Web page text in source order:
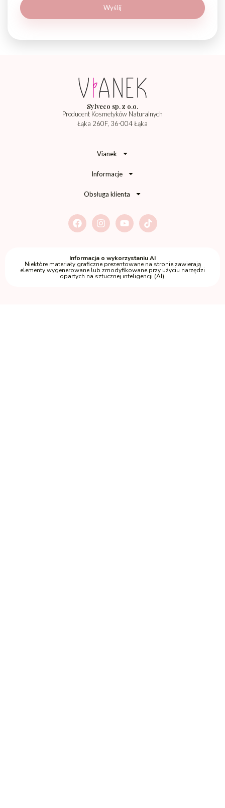
Sylveco sp. z o.o.
Producent Kosmetyków Naturalnych
Łąka 260F, 36-004 Łąka
Vianek
Informacje
Obsługa klienta
Informacja o wykorzystaniu AI
Niektóre materiały graficzne prezentowane na stronie zawierają
elementy wygenerowane lub zmodyfikowane przy użyciu narzędzi
opartych na sztucznej inteligencji (AI).